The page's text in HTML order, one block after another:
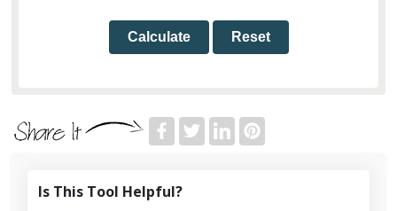
Calculate Reset
Is This Tool Helpful?